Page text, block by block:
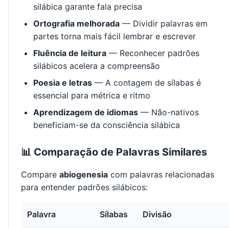
silábica garante fala precisa
Ortografia melhorada — Dividir palavras em
partes torna mais fácil lembrar e escrever
Fluência de leitura — Reconhecer padrões
silábicos acelera a compreensão
Poesia e letras — A contagem de sílabas é
essencial para métrica e ritmo
Aprendizagem de idiomas — Não-nativos
beneficiam-se da consciência silábica
📊 Comparação de Palavras Similares
Compare abiogenesia com palavras relacionadas
para entender padrões silábicos:
Palavra Sílabas Divisão